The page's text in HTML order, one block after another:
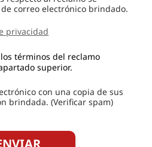
correo electrónico brindado.
privacidad
términos del reclamo
superior.
con una copia de sus
brindada. (Verificar spam)